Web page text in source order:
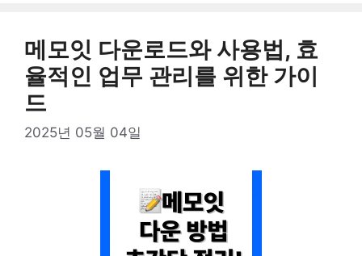
메모잇 다운로드와 사용법, 효
율적인 업무 관리를 위한 가이
드
2025년 05월 04일